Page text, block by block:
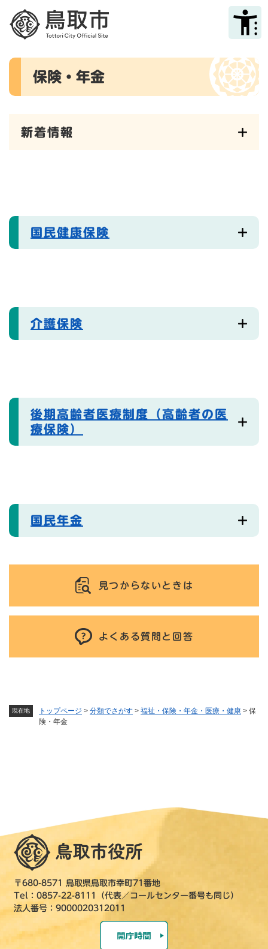
メニューを飛ばして本文へ
現在地 トップページ > 分類でさがす > 福祉・保険・年金・医療・健康 > 保
険・年金
本
保険・年金
新着情報
国民健康保険
介護保険
後期高齢者医療制度（高齢者の医
療保険）
国民年金
見つからないときは
よくある質問と回答
〒680-8571 鳥取県鳥取市幸町71番地
Tel：0857-22-8111（代表／コールセンター番号も同じ）
法人番号：9000020312011